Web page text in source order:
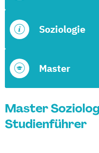
Master
Soziologie
Master
Studienführer